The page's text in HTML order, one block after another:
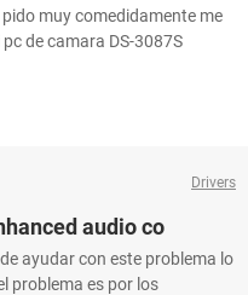
muy comedidamente me
de camara DS-3087S
Drivers
audio co
ayudar con este problema lo
problema es por los